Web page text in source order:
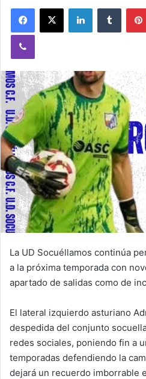
La UD Socuéllamos continúa
a la próxima temporada con
apartado de salidas como de
El lateral izquierdo asturiano
despedida del conjunto
redes sociales, poniendo fin a
temporadas defendiendo la
dejará un recuerdo imborrable